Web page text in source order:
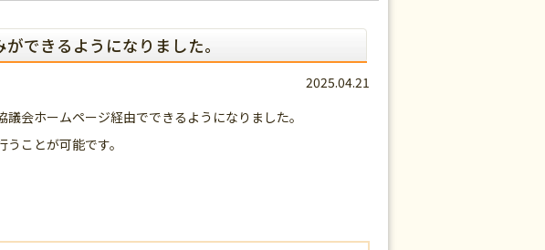
できるようになりました。
2025.04.21
会ホームページ経由でできるようになりました。
ことが可能です。